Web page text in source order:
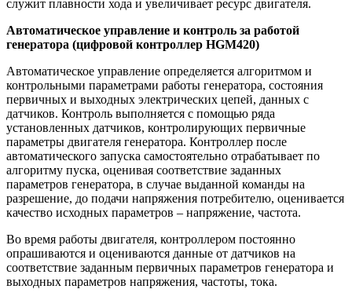
служит плавности хода и увеличивает ресурс двигателя.
Автоматическое управление и контроль за работой
генератора (цифровой контроллер HGM420)
Автоматическое управление определяется алгоритмом и
контрольными параметрами работы генератора, состояния
первичных и выходных электрических цепей, данных с
датчиков. Контроль выполняется с помощью ряда
установленных датчиков, контролирующих первичные
параметры двигателя генератора. Контроллер после
автоматического запуска самостоятельно отрабатывает по
алгоритму пуска, оценивая соответствие заданных
параметров генератора, в случае выданной команды на
разрешение, до подачи напряжения потребителю, оценивается
качество исходных параметров – напряжение, частота.
Во время работы двигателя, контроллером постоянно
опрашиваются и оцениваются данные от датчиков на
соответствие заданным первичных параметров генератора и
выходных параметров напряжения, частоты, тока.